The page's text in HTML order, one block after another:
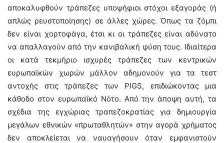
αποκαλυφθούν τράπεζες υποψήφιοι στόχοι εξαγοράς (ή
απλώς ρευστοποίησης) σε άλλες χώρες. Όπως τα ζόμπι
δεν είναι χορτοφάγα, έτσι κι οι τράπεζες είναι αδύνατο
να απαλλαγούν από την κανιβαλική φύση τους. Ιδιαίτερα
οι κατά τεκμήριο ισχυρές τράπεζες των κεντρικών
ευρωπαϊκών χωρών μάλλον αδημονούν για τα τεστ
αντοχής στις τράπεζες των PIGS, επιδιώκοντας μια
κάθοδο στον ευρωπαϊκό Νότο. Από την άποψη αυτή, τα
σχέδια της εγχώριας τραπεζοκρατίας για δημιουργία
μεγάλων εθνικών «πρωταθλητών» στην αγορά χρήματος
δεν αποκλείεται να ναυαγήσουν όταν εμφανιστούν